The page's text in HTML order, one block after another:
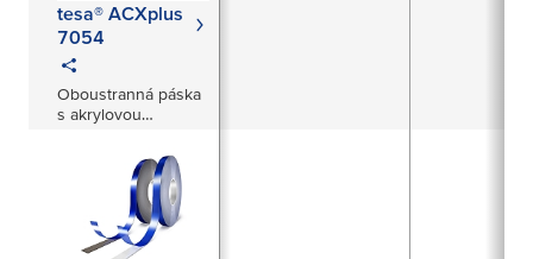
tesa® ACXplus
7054
Oboustranná páska
s akrylovou